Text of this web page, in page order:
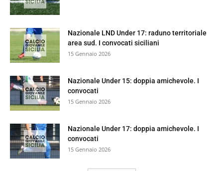
Nazionale LND Under 17: raduno territoriale
area sud. I convocati siciliani
15 Gennaio 2026
Nazionale Under 15: doppia amichevole. I
convocati
15 Gennaio 2026
Nazionale Under 17: doppia amichevole. I
convocati
15 Gennaio 2026